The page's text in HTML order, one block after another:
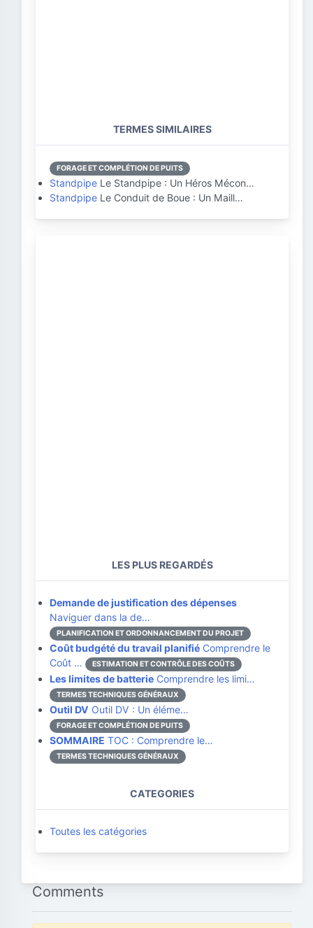
TERMES SIMILAIRES
FORAGE ET COMPLÉTION DE PUITS
Standpipe Le Standpipe : Un Héros Mécon…
Standpipe Le Conduit de Boue : Un Maill…
LES PLUS REGARDÉS
Demande de justification des dépenses
Naviguer dans la de…
PLANIFICATION ET ORDONNANCEMENT DU PROJET
Coût budgété du travail planifié Comprendre le
Coût …
ESTIMATION ET CONTRÔLE DES COÛTS
Les limites de batterie Comprendre les limi…
TERMES TECHNIQUES GÉNÉRAUX
Outil DV Outil DV : Un éléme…
FORAGE ET COMPLÉTION DE PUITS
SOMMAIRE TOC : Comprendre le…
TERMES TECHNIQUES GÉNÉRAUX
CATEGORIES
Toutes les catégories
Comments